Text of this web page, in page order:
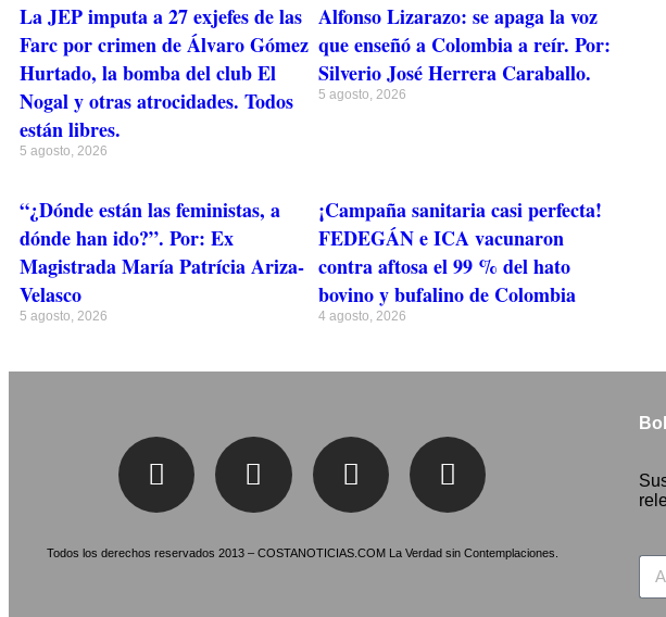
La JEP imputa a 27 exjefes de las
Farc por crimen de Álvaro Gómez
Hurtado, la bomba del club El
Nogal y otras atrocidades. Todos
están libres.
5 agosto, 2026
Alfonso Lizarazo: se apaga la voz
que enseñó a Colombia a reír. Por:
Silverio José Herrera Caraballo.
5 agosto, 2026
“¿Dónde están las feministas, a
dónde han ido?”. Por: Ex
Magistrada María Patrícia Ariza-
Velasco
5 agosto, 2026
¡Campaña sanitaria casi perfecta!
FEDEGÁN e ICA vacunaron
contra aftosa el 99 % del hato
bovino y bufalino de Colombia
4 agosto, 2026
Todos los derechos reservados 2013 – COSTANOTICIAS.COM La Verdad sin Contemplaciones.